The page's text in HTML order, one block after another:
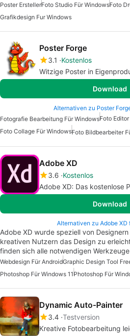
Poster ErstellerFoto Studio Für WindowsFoto
Grafikdesign Fur Windows
Poster Forge
3.1
Kostenlos
Witzige Poster in
Download
Alternativen zu Poster
Fotografie Bearbeitung Für WindowsFoto
Foto Collage Für WindowsFoto Bildbearbeiter
Adobe XD
3.6 Kostenlos
Adobe XD: Das kostenlose
Download
Alternativen zu Adobe XD
Adobe XD wurde speziell von
kreativen Nutzern das Design zu
finden sich alle notwendigen
Webdesign Für AndroidGraphic Design Tool
Photoshop Für Windows 11 Photoshop Für
Dynamic Auto-Painter
3.4 Testversion
Kreative Fotobearbeitung